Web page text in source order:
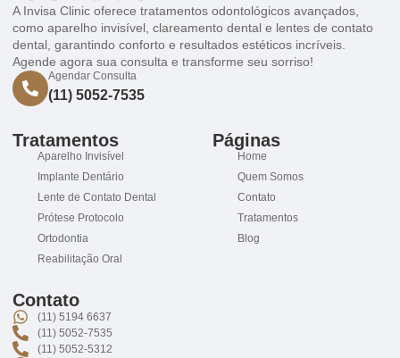
A Invisa Clinic oferece tratamentos odontológicos avançados,
como aparelho invisível, clareamento dental e lentes de contato
dental, garantindo conforto e resultados estéticos incríveis.
Agende agora sua consulta e transforme seu sorriso!
Agendar Consulta
(11) 5052-7535
Tratamentos
Aparelho Invisível
Implante Dentário
Lente de Contato Dental
Prótese Protocolo
Ortodontia
Reabilitação Oral
Páginas
Home
Quem Somos
Contato
Tratamentos
Blog
Contato
(11) 5194 6637
(11) 5052-7535
(11) 5052-5312